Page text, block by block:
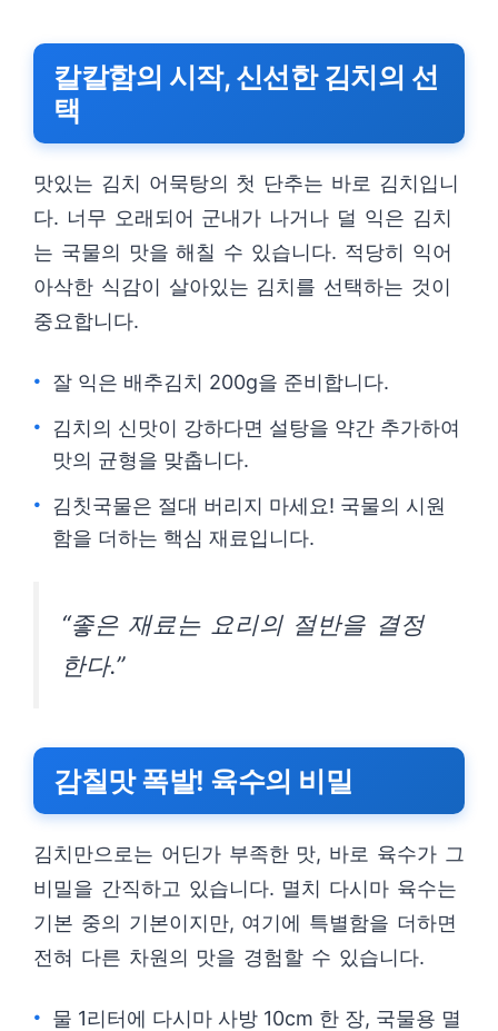
칼칼함의 시작, 신선한 김치의 선
택
맛있는 김치 어묵탕의 첫 단추는 바로 김치입니
다. 너무 오래되어 군내가 나거나 덜 익은 김치
는 국물의 맛을 해칠 수 있습니다. 적당히 익어
아삭한 식감이 살아있는 김치를 선택하는 것이
중요합니다.
잘 익은 배추김치 200g을 준비합니다.
김치의 신맛이 강하다면 설탕을 약간 추가하여
맛의 균형을 맞춥니다.
김칫국물은 절대 버리지 마세요! 국물의 시원
함을 더하는 핵심 재료입니다.
“좋은 재료는 요리의 절반을 결정
한다.”
감칠맛 폭발! 육수의 비밀
김치만으로는 어딘가 부족한 맛, 바로 육수가 그
비밀을 간직하고 있습니다. 멸치 다시마 육수는
기본 중의 기본이지만, 여기에 특별함을 더하면
전혀 다른 차원의 맛을 경험할 수 있습니다.
물 1리터에 다시마 사방 10cm 한 장, 국물용 멸